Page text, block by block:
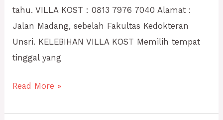
tahu. VILLA KOST : 0813 7976 7040 Alamat :
Jalan Madang, sebelah Fakultas Kedokteran
Unsri. KELEBIHAN VILLA KOST Memilih tempat
tinggal yang
Read More »